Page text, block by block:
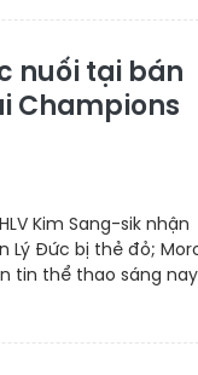
nuối tại bán
Champions
Kim Sang-sik nhận
Lý Đức bị thẻ đỏ;
tin thể thao sáng nay